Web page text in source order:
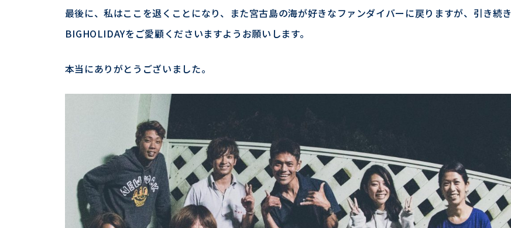
最後に、私はここを退くことになり、また宮古島の海が好きなファンダイバーに戻りますが、引き続き
BIGHOLIDAYをご愛顧くださいますようお願いします。
本当にありがとうございました。